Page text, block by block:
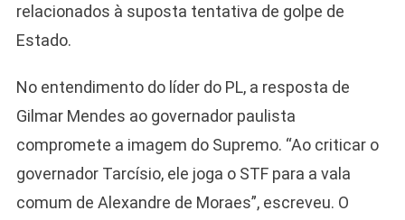
relacionados à suposta tentativa de golpe de
Estado.
No entendimento do líder do PL, a resposta de
Gilmar Mendes ao governador paulista
compromete a imagem do Supremo. “Ao criticar o
governador Tarcísio, ele joga o STF para a vala
comum de Alexandre de Moraes”, escreveu. O